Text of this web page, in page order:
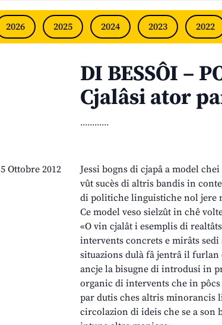
2026 2025 2024 2023 2022
DI BESSÔI –
Cjalâsi ator
............
5 Ottobre 2012
Jessi bogns di cjapâ a model
vût sucès di altris bandis in
di politiche linguistiche nol jere
Ce model veso sielzût in chê
«O vin cjalât i esemplis di
intervents concrets e mirâts sedi
situazions dulà fâ jentrâ il furlan
ancje la bisugne di introdusi in
organic di intervents che in
par dutis ches altris minorancis
circolazion di ideis che se a son